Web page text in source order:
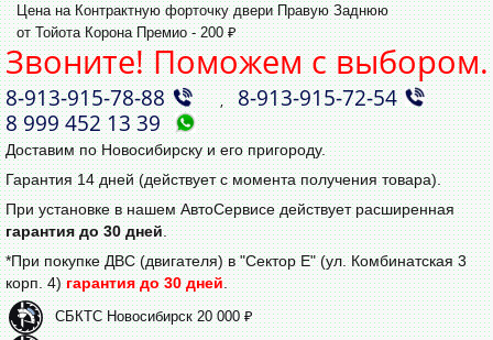
Цена на Контрактную форточку двери Правую Заднюю
от Тойота Корона Премио - 200 ₽
Звоните! Поможем с выбором.
8‑913‑915‑78‑88 ,8‑913‑915‑72‑54
8 999 452 13 39
Доставим по Новосибирску и его пригороду.
Гарантия 14 дней (действует с момента получения товара).
При установке в нашем АвтоСервисе действует расширенная
гарантия до 30 дней.
*При покупке ДВС (двигателя) в "Сектор Е" (ул. Комбинатская 3
корп. 4)гарантия до 30 дней.
СБКТС Новосибирск 20 000 ₽